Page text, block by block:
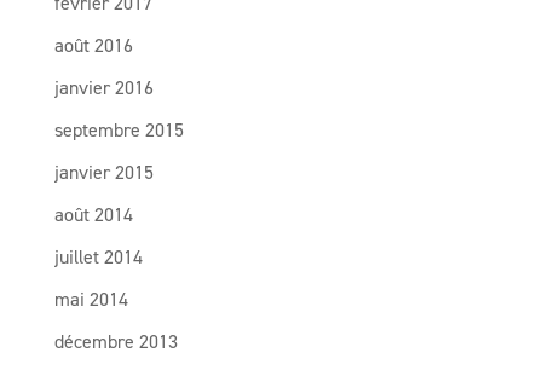
août 2016
janvier 2016
septembre 2015
janvier 2015
août 2014
juillet 2014
mai 2014
décembre 2013